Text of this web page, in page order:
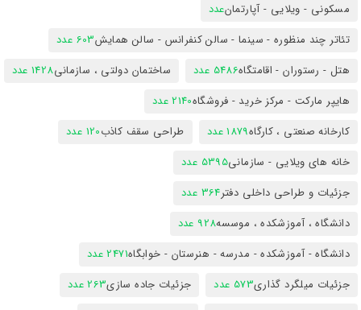
مسکونی - ویلایی - آپارتمانعدد
تئاتر چند منظوره - سینما - سالن کنفرانس - سالن همایش603 عدد
هتل - رستوران - اقامتگاه5486 عدد ساختمان دولتی ، سازمانی1428 عدد
هایپر مارکت - مرکز خرید - فروشگاه2140 عدد
کارخانه صنعتی ، کارگاه1879 عدد طراحی سقف کاذب120 عدد
خانه های ویلایی - سازمانی5395 عدد
جزئیات و طراحی داخلی دفتر364 عدد
دانشگاه ، آموزشکده ، موسسه928 عدد
دانشگاه - آموزشکده - مدرسه - هنرستان - خوابگاه2471 عدد
جزئیات میلگرد گذاری573 عدد جزئیات جاده سازی263 عدد